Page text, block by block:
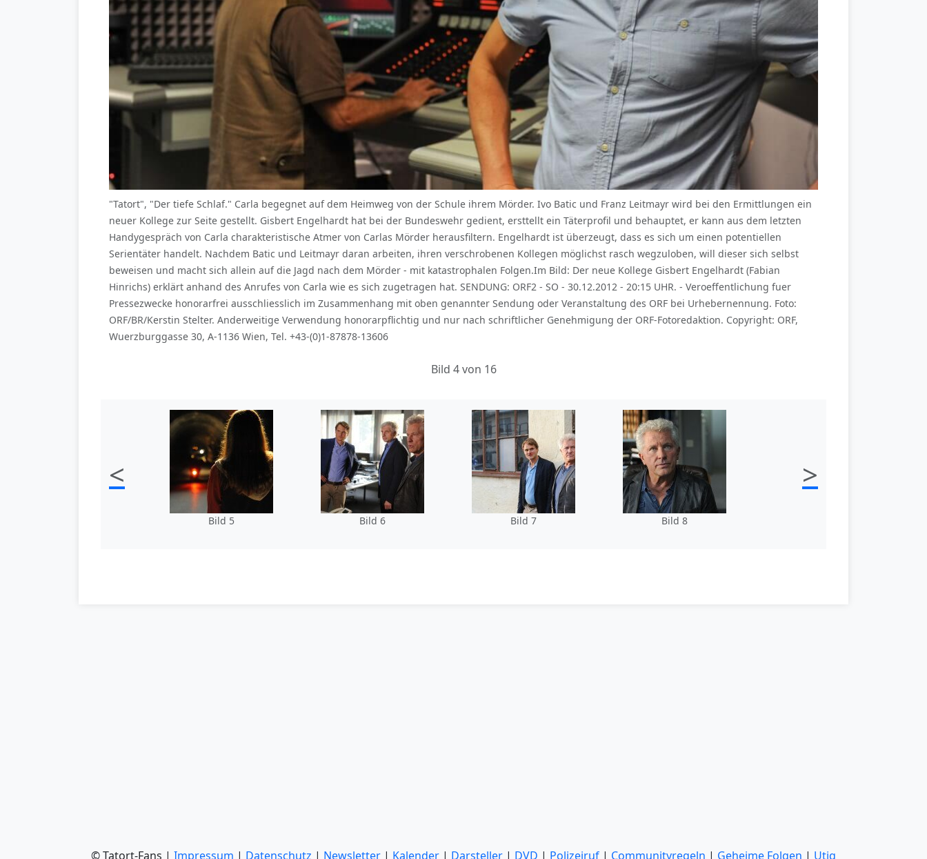
"Tatort", "Der tiefe Schlaf." Carla begegnet auf dem Heimweg von der Schule ihrem Mörder. Ivo Batic und Franz Leitmayr wird bei den Ermittlungen ein
neuer Kollege zur Seite gestellt. Gisbert Engelhardt hat bei der Bundeswehr gedient, ersttellt ein Täterprofil und behauptet, er kann aus dem letzten
Handygespräch von Carla charakteristische Atmer von Carlas Mörder herausfiltern. Engelhardt ist überzeugt, dass es sich um einen potentiellen
Serientäter handelt. Nachdem Batic und Leitmayr daran arbeiten, ihren verschrobenen Kollegen möglichst rasch wegzuloben, will dieser sich selbst
beweisen und macht sich allein auf die Jagd nach dem Mörder - mit katastrophalen Folgen.Im Bild: Der neue Kollege Gisbert Engelhardt (Fabian
Hinrichs) erklärt anhand des Anrufes von Carla wie es sich zugetragen hat. SENDUNG: ORF2 - SO - 30.12.2012 - 20:15 UHR. - Veroeffentlichung fuer
Pressezwecke honorarfrei ausschliesslich im Zusammenhang mit oben genannter Sendung oder Veranstaltung des ORF bei Urhebernennung. Foto:
ORF/BR/Kerstin Stelter. Anderweitige Verwendung honorarpflichtig und nur nach schriftlicher Genehmigung der ORF-Fotoredaktion. Copyright: ORF,
Wuerzburggasse 30, A-1136 Wien, Tel. +43-(0)1-87878-13606
Bild 4 von 16
<
Bild 5 Bild 6 Bild 7 Bild 8
>
© Tatort-Fans | Impressum | Datenschutz | Newsletter | Kalender | Darsteller | DVD | Polizeiruf | Communityregeln | Geheime Folgen | Utiq